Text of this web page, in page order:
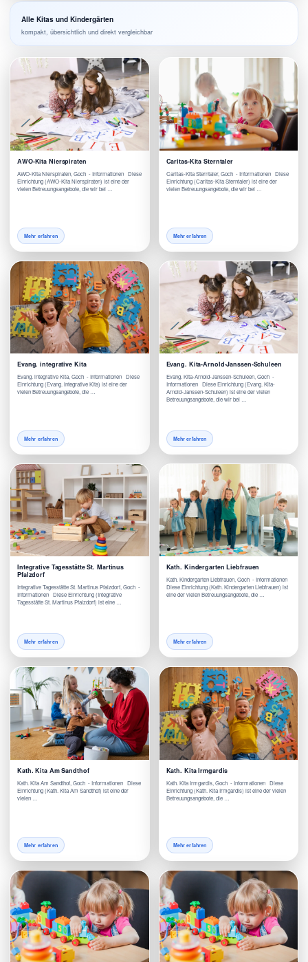
Alle Kitas und Kindergärten
kompakt, übersichtlich und direkt vergleichbar
AWO-Kita Nierspiraten
AWO-Kita Nierspiraten, Goch - Informationen Diese
Einrichtung (AWO-Kita Nierspiraten) ist eine der
vielen Betreuungsangebote, die wir bei …
Mehr erfahren
Caritas-Kita Sterntaler
Caritas-Kita Sterntaler, Goch - Informationen Diese
Einrichtung (Caritas-Kita Sterntaler) ist eine der
vielen Betreuungsangebote, die wir bei …
Mehr erfahren
Evang. integrative Kita
Evang. integrative Kita, Goch - Informationen Diese
Einrichtung (Evang. integrative Kita) ist eine der
vielen Betreuungsangebote, die …
Mehr erfahren
Evang. Kita-Arnold-Janssen-Schuleen
Evang. Kita-Arnold-Janssen-Schuleen, Goch -
Informationen Diese Einrichtung (Evang. Kita-
Arnold-Janssen-Schuleen) ist eine der vielen
Betreuungsangebote, die wir bei …
Mehr erfahren
Integrative Tagesstätte St. Martinus
Pfalzdorf
Integrative Tagesstätte St. Martinus Pfalzdorf, Goch -
Informationen Diese Einrichtung (Integrative
Tagesstätte St. Martinus Pfalzdorf) ist eine …
Mehr erfahren
Kath. Kindergarten Liebfrauen
Kath. Kindergarten Liebfrauen, Goch - Informationen
Diese Einrichtung (Kath. Kindergarten Liebfrauen) ist
eine der vielen Betreuungsangebote, die …
Mehr erfahren
Kath. Kita Am Sandthof
Kath. Kita Am Sandthof, Goch - Informationen Diese
Einrichtung (Kath. Kita Am Sandthof) ist eine der
vielen …
Mehr erfahren
Kath. Kita Irmgardis
Kath. Kita Irmgardis, Goch - Informationen Diese
Einrichtung (Kath. Kita Irmgardis) ist eine der vielen
Betreuungsangebote, die …
Mehr erfahren